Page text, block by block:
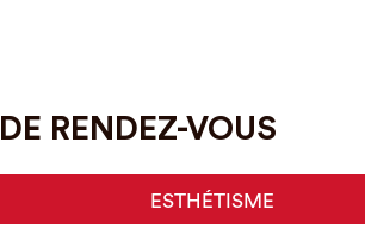
RENDEZ-VOUS
ESTHÉTISME